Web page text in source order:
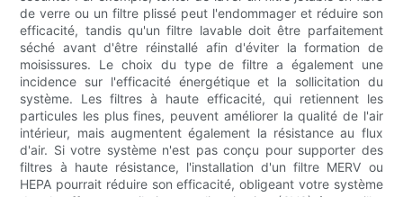
de verre ou un filtre plissé peut l'endommager et réduire son
efficacité, tandis qu'un filtre lavable doit être parfaitement
séché avant d'être réinstallé afin d'éviter la formation de
moisissures. Le choix du type de filtre a également une
incidence sur l'efficacité énergétique et la sollicitation du
système. Les filtres à haute efficacité, qui retiennent les
particules les plus fines, peuvent améliorer la qualité de l'air
intérieur, mais augmentent également la résistance au flux
d'air. Si votre système n'est pas conçu pour supporter des
filtres à haute résistance, l'installation d'un filtre MERV ou
HEPA pourrait réduire son efficacité, obligeant votre système